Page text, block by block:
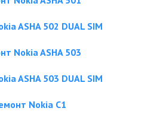
ASHA 502 DUAL SIM
Nokia ASHA 503
ASHA 503 DUAL SIM
Nokia C1